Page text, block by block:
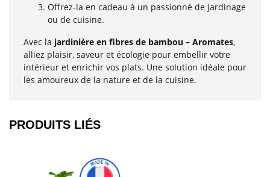
Offrez-la en cadeau à un passionné de jardinage
ou de cuisine.
Avec la jardinière en fibres de bambou – Aromates,
alliez plaisir, saveur et écologie pour embellir votre
intérieur et enrichir vos plats. Une solution idéale pour
les amoureux de la nature et de la cuisine.
PRODUITS LIÉS​